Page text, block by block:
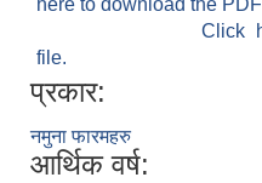
here to download the
Click
file.
प्रकार:
नमुना फारमहरु
आर्थिक वर्ष: